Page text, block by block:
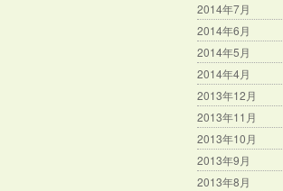
2014年7月
2014年6月
2014年5月
2014年4月
2013年12月
2013年11月
2013年10月
2013年9月
2013年8月